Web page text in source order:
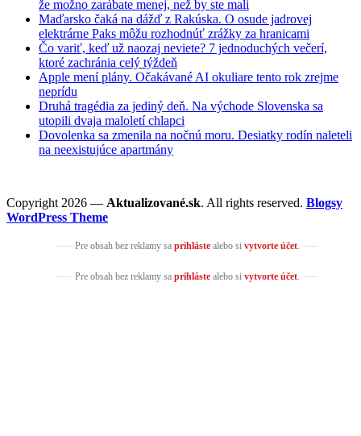
že možno zarábate menej, než by ste mali
Maďarsko čaká na dážď z Rakúska. O osude jadrovej
elektrárne Paks môžu rozhodnúť zrážky za hranicami
Čo variť, keď už naozaj neviete? 7 jednoduchých večerí,
ktoré zachránia celý týždeň
Apple mení plány. Očakávané AI okuliare tento rok zrejme
neprídu
Druhá tragédia za jediný deň. Na východe Slovenska sa
utopili dvaja maloletí chlapci
Dovolenka sa zmenila na nočnú moru. Desiatky rodín naleteli
na neexistujúce apartmány
Copyright 2026 — Aktualizované.sk. All rights reserved. Blogsy
WordPress Theme
Pre obsah bez reklamy sa prihlástealebo si vytvorte účet.